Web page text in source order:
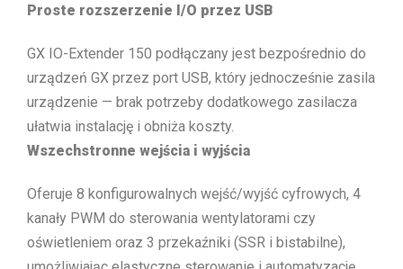
Proste rozszerzenie I/O przez USB
GX IO-Extender 150 podłączany jest bezpośrednio do
urządzeń GX przez port USB, który jednocześnie zasila
urządzenie — brak potrzeby dodatkowego zasilacza
ułatwia instalację i obniża koszty.
Wszechstronne wejścia i wyjścia
Oferuje 8 konfigurowalnych wejść/wyjść cyfrowych, 4
kanały PWM do sterowania wentylatorami czy
oświetleniem oraz 3 przekaźniki (SSR i bistabilne),